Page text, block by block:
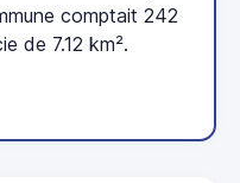
comptait 242
de 7.12 km².